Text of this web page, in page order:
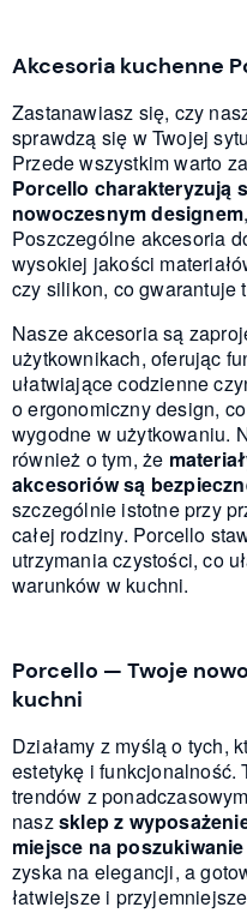
Akcesoria kuchenne
Zastanawiasz się, czy
sprawdzą się w Twojej
Przede wszystkim warto
Porcello charakteryzują
nowoczesnym designem
Poszczególne akcesoria
wysokiej jakości
czy silikon, co gwarantuje
Nasze akcesoria są
użytkownikach, oferując
ułatwiające codzienne
o ergonomiczny design,
wygodne w użytkowaniu.
również o tym, że
akcesoriów są
szczególnie istotne przy
całej rodziny. Porcello
utrzymania czystości, co
warunków w kuchni.
Porcello — Twoje
kuchni
Działamy z myślą o tych,
estetykę i funkcjonalność.
trendów z
naszsklep z
miejsce na
zyska na elegancji, a
łatwiejsze i